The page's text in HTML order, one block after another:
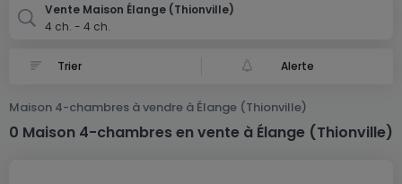
Vente Maison Élange (Thionville)
4 ch. - 4 ch.
Alerte
Maison 4-chambres à vendre à Élange (Thionville)
0 Maison 4-chambres en vente à Élange (Thionville)